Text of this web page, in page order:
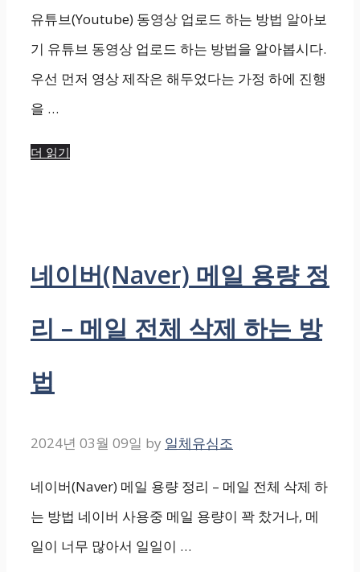
유튜브(Youtube) 동영상 업로드 하는 방법 알아보
기 유튜브 동영상 업로드 하는 방법을 알아봅시다.
우선 먼저 영상 제작은 해두었다는 가정 하에 진행
을 …
더 읽기
네이버(Naver) 메일 용량 정
리 – 메일 전체 삭제 하는 방
법
2024년 03월 09일 by 일체유심조
네이버(Naver) 메일 용량 정리 – 메일 전체 삭제 하
는 방법 네이버 사용중 메일 용량이 꽉 찼거나, 메
일이 너무 많아서 일일이 …